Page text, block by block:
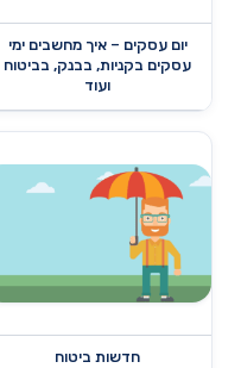
יום עסקים – איך מחשבים ימי
עסקים בקניות, בבנק, בביטוח
ועוד
חדשות ביטוח